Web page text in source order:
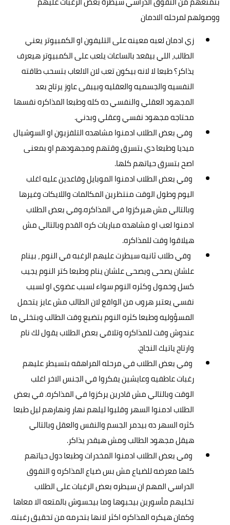
ووصولهم لمرحله الادمان
زي ادمان لعبه معينه على التليفون او الكمبيوتر يعني
الطالب، اللي بيقعد بالساعات يلعب على الكمبيوتر هيعرف
يذاكر؟ طبعا لا لانه بيكون تعب لان الالعاب بتسحب طاقته
النفسيه والجسميه والعقليه وبيبقى عاوز يرتاح بعد
المجهود العقلي والنفسي ده كله وطبعا المذاكره نفسها
محتاجه مجهود نفسي وعقلي وبدني.
وفي بعض الطلاب ادمنوا مشاهده التلفزيون او السوشيال
ميديا وطبعا دي بتسرق وقتهم ومجهودهم او بمعنى
اصح بتسرق حياتهم كلها.
وفي بعض الطلاب ادمنوا الموبايل وقاعدين عليه اغلب
اليوم وطول الوقت منتظرين المكالمات واللايكات وغيرها
وبالتالي مش هيركزوا في المذاكره.وفي بعض الطلاب
ادمنوا لعب او مشاهده مباريات كره القدم وبالتالي مش
هيلاقوا وقت للمذاكره.
وفي طلاب ثانيه سيطرت عليهم الرغبه في النوم ، بينام
علشان يصحى ويصحى علشان ينام وطبعا كتر النوم يجيب
كسل وخمول وكثره النوم سواء لسبب عضوي او لسبب
نفسي يعتبر هروب من الواقع لان الطالب مش عايز يتحمل
المسؤوليه وطبعا كثره النوم بتضيع وقت الطالب وبتخلي ما
عندوش وقت للمذاكره وتلاقي بعض الطلاب يقول لك نام
وارتاح ياتيك النجاح.
وفي بعض الطلاب في مرحله المراهقه بتسيطر عليهم
رغبات عاطفيه وعايشين يفكروا في الجنس الاخر اغلب
الوقت وبالتالي مش قادرين يركزوا في المذاكره. في بعض
الطلاب ادمنوا السهر وقلبوا ليلهم نهار ونهارهم ليل طبعا
كثره السهر ده بيدمر الجسم والنفس والعقل وبالتالي
هيقل مجهود الطالب ومش هيقدر يذاكر.
وفي بعض الطلاب ادمنوا المخدرات وطبعا دول حياتهم
كلها معرضه للضياع مش بس ضياع المذاكره و التفوق
الدراسي المهم ان سيطره بعض الرغبات على الطلاب
تخليهم مأسورين بيحبوها وما بيحسوش بالمتعه الا معاها
وكمان هيكره المذاكره اكثر لانها بتحرمه من تحقيق رغبته.